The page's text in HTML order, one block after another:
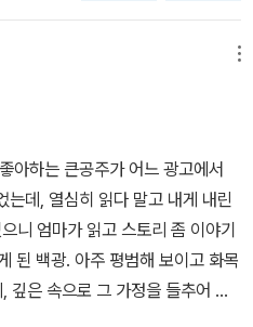
아하는 큰공주가 어느 광고에서
데, 열심히 읽다 말고 내게 내린
니 엄마가 읽고 스토리 좀 이야기
된 백광. 아주 평범해 보이고 화목
깊은 속으로 그 가정을 들추어 보